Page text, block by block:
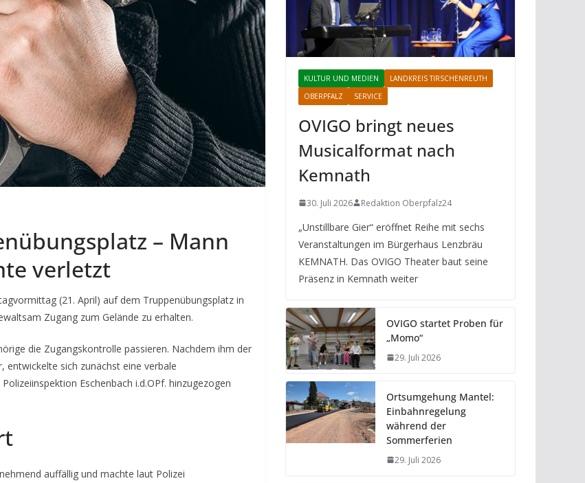
– Mann
verletzt
(21. April) auf dem Truppenübungsplatz in
Zugang zum Gelände zu erhalten.
die Zugangskontrolle passieren. Nachdem ihm der
sich zunächst eine verbale
Eschenbach i.d.OPf. hinzugezogen
auffällig und machte laut Polizei
KULTUR UND MEDIEN
LANDKREIS TIRSCHENREUTH
OBERPFALZ
SERVICE
OVIGO bringt neues
Musicalformat nach
Kemnath
30. Juli 2026 Redaktion Oberpfalz24
„Unstillbare Gier“ eröffnet Reihe mit sechs
Veranstaltungen im Bürgerhaus Lenzbräu
KEMNATH. Das OVIGO Theater baut seine
Präsenz in Kemnath weiter
OVIGO startet Proben für
„Momo“
29. Juli 2026
Ortsumgehung Mantel:
Einbahnregelung
während der
Sommerferien
29. Juli 2026